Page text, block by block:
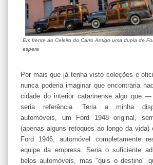
Em frente ao Celeiro do Carro Antigo uma dupla de
espera
Por mais que já tenha visto coleções e
nunca poderia imaginar que encontraria
cidade do interior catarinense algo que
seria referência. Teria a minha
automóveis, um Ford 1948 original,
(apenas alguns retoques ao longo da vida)
Ford 1946, automóvel completamente
equipe da empresa. Seria o suficiente
belos automóveis, mas "quis o destino"